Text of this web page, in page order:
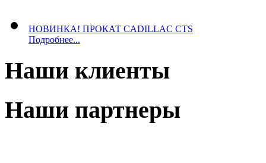
НОВИНКА! ПРОКАТ CADILLAC CTS
Подробнее...
Наши клиенты
Наши партнеры